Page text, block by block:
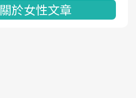
於女性文章